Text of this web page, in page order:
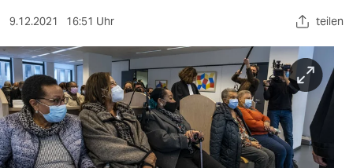
sport
berlin
nord
wahrheit
verlag
9.12.2021 16:51 Uhr teilen